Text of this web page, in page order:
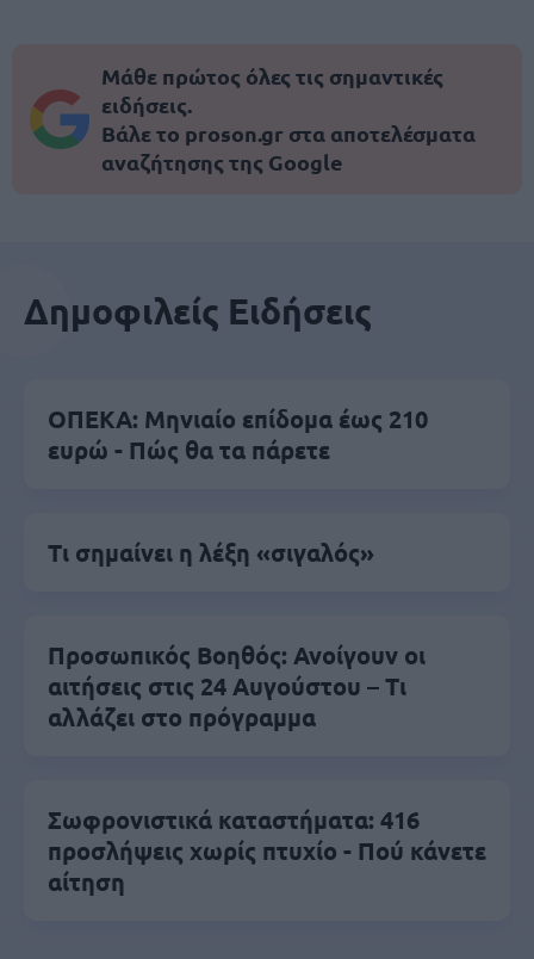
Μάθε πρώτος όλες τις σημαντικές
ειδήσεις.
Βάλε το proson.gr στα αποτελέσματα
αναζήτησης της Google
Δημοφιλείς Ειδήσεις
ΟΠΕΚΑ: Μηνιαίο επίδομα έως 210
ευρώ - Πώς θα τα πάρετε
Τι σημαίνει η λέξη «σιγαλός»
Προσωπικός Βοηθός: Ανοίγουν οι
αιτήσεις στις 24 Αυγούστου – Τι
αλλάζει στο πρόγραμμα
Σωφρονιστικά καταστήματα: 416
προσλήψεις χωρίς πτυχίο - Πού κάνετε
αίτηση